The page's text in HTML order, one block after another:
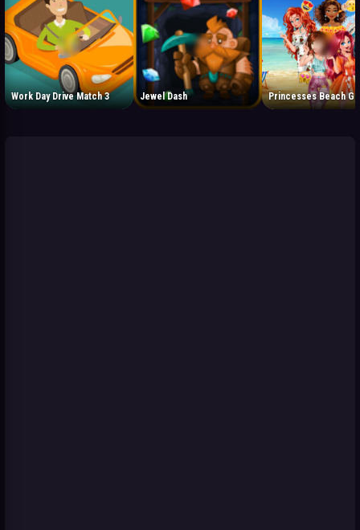
Work Day Drive Match 3 Jewel Dash Princesses Beach